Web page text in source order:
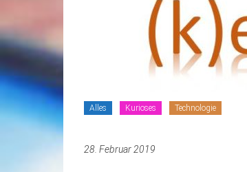
Alles Kurioses Technologie
28. Februar 2019